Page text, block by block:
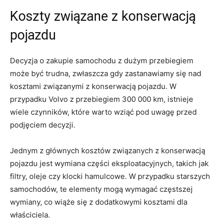
Koszty związane z konserwacją
pojazdu
Decyzja o zakupie samochodu z ⁢dużym przebiegiem
może być ‌trudna, ​zwłaszcza ⁢gdy zastanawiamy się nad
kosztami ​związanymi z konserwacją⁤ pojazdu. W
przypadku​ Volvo z przebiegiem 300 000 km, istnieje
wiele czynników,‍ które warto‍ wziąć ⁤pod uwagę przed
podjęciem decyzji.
Jednym ⁤z ⁤głównych kosztów związanych z konserwacją⁣
pojazdu jest wymiana części eksploatacyjnych, takich jak
filtry, oleje czy klocki hamulcowe.⁤ W przypadku starszych
‌samochodów, te elementy mogą wymagać częstszej⁤
wymiany, co wiąże się z dodatkowymi kosztami dla
właściciela.